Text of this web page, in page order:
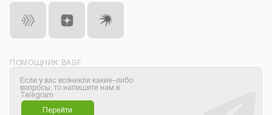
ПОМОЩНИК BASF
Если у вас возникли какие–либо
вопросы, то напишите нам в
Telegram
Перейти